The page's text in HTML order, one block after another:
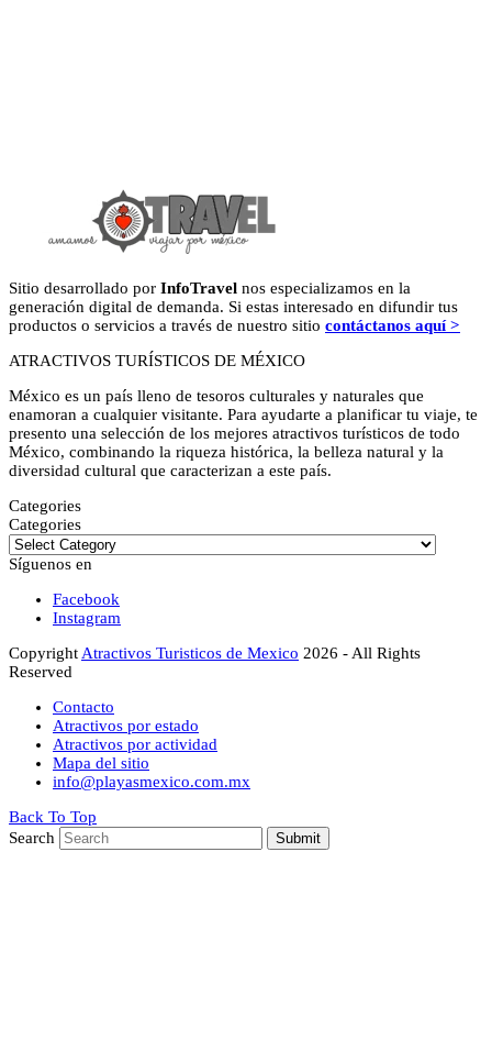
Sitio desarrollado por InfoTravel nos especializamos en la
generación digital de demanda. Si estas interesado en difundir tus
productos o servicios a través de nuestro sitio contáctanos aquí >
ATRACTIVOS TURÍSTICOS DE MÉXICO
México es un país lleno de tesoros culturales y naturales que
enamoran a cualquier visitante. Para ayudarte a planificar tu viaje, te
presento una selección de los mejores atractivos turísticos de todo
México, combinando la riqueza histórica, la belleza natural y la
diversidad cultural que caracterizan a este país.
Categories
Categories
Síguenos en
Facebook
Instagram
Copyright Atractivos Turisticos de Mexico 2026 - All Rights
Reserved
Contacto
Atractivos por estado
Atractivos por actividad
Mapa del sitio
info@playasmexico.com.mx
Back To Top
Search
Submit